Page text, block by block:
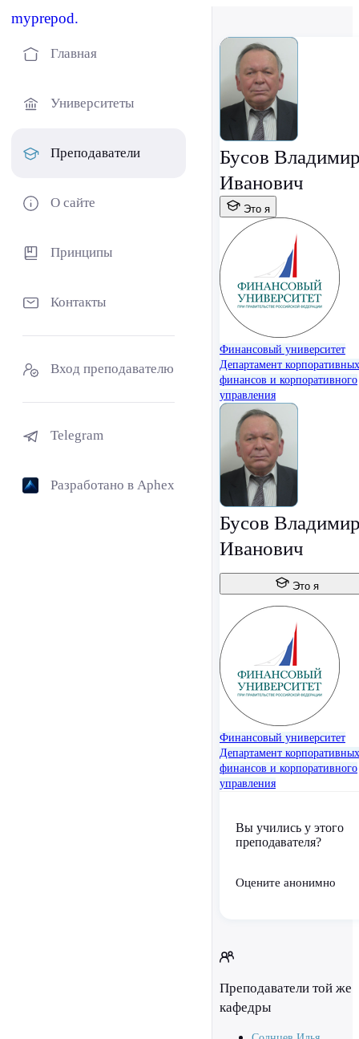
myprepod.
Главная
Университеты
Преподаватели
О сайте
Принципы
Контакты
Вход преподавателю
Telegram
Разработано в Aphex
Бусов
Иванович
Это я
Финансовый университет
Департамент корпоративных
финансов и корпоративного
управления
Бусов
Иванович
Это я
Финансовый университет
Департамент корпоративных
финансов и корпоративного
управления
Вы учились у этого
преподавателя?
Оцените анонимно
Преподаватели той же
кафедры